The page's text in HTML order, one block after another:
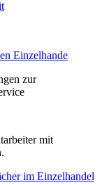
Einzelhande
zur
mit
im Einzelhandel